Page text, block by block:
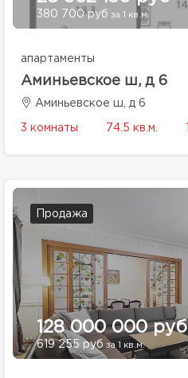
380 700 руб за 1 кв.м.
апартаменты
Аминьевское ш, д 6
Аминьевское ш, д 6
3 комнаты 74.5 кв.м.
Продажа
128 000 000 руб
619 255 руб за 1 кв.м.